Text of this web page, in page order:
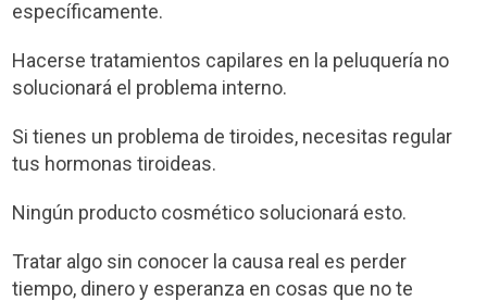
específicamente.
Hacerse tratamientos capilares en la peluquería no
solucionará el problema interno.
Si tienes un problema de tiroides, necesitas regular
tus hormonas tiroideas.
Ningún producto cosmético solucionará esto.
Tratar algo sin conocer la causa real es perder
tiempo, dinero y esperanza en cosas que no te